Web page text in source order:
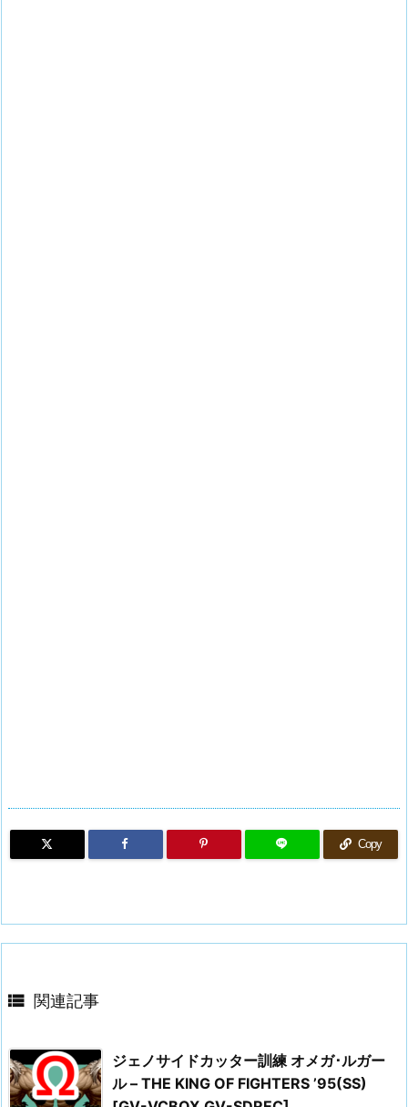
Copy
 関連記事
ジェノサイドカッター訓練 オメガ･ルガー
ル – THE KING OF FIGHTERS ’95(SS)